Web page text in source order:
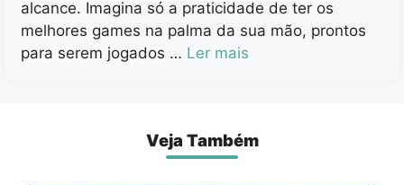
alcance. Imagina só a praticidade de ter os
melhores games na palma da sua mão, prontos
para serem jogados … Ler mais
Veja Também